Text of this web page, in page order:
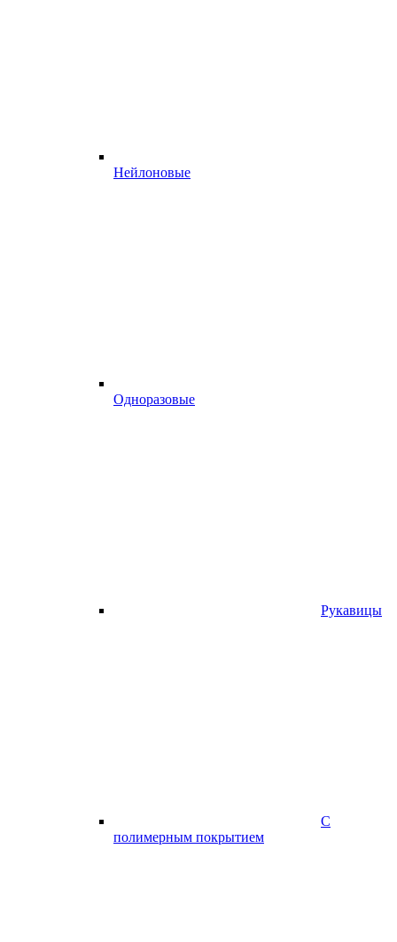
Нейлоновые
Одноразовые
Рукавицы
С
полимерным покрытием